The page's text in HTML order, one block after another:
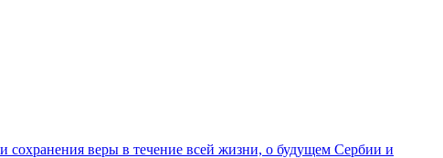
веры в течение всей жизни, о будущем Сербии и